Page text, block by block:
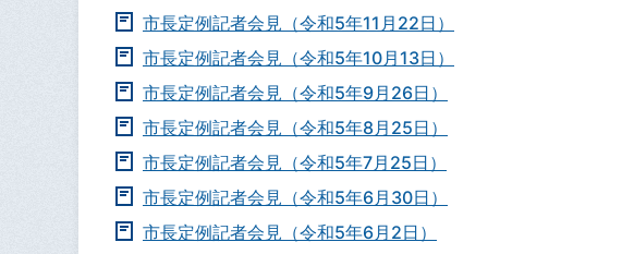
市長定例記者会見（令和5年11月22日）
市長定例記者会見（令和5年10月13日）
市長定例記者会見（令和5年9月26日）
市長定例記者会見（令和5年8月25日）
市長定例記者会見（令和5年7月25日）
市長定例記者会見（令和5年6月30日）
市長定例記者会見（令和5年6月2日）